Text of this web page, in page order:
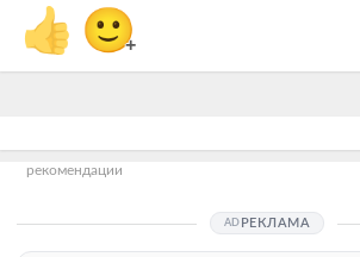
👍 🙂
+
рекомендации
РЕКЛАМА